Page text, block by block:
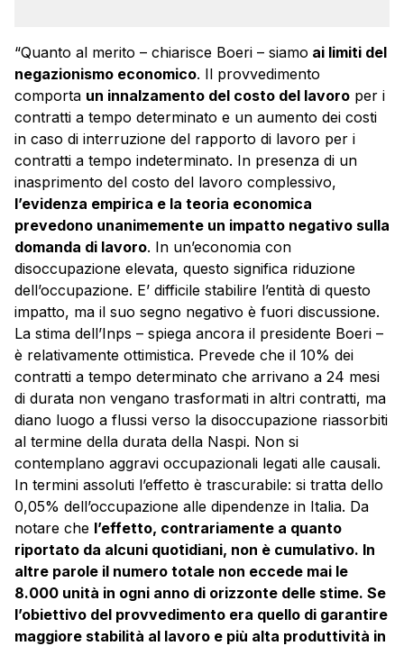
“Quanto al merito – chiarisce Boeri – siamo ai limiti del
negazionismo economico. Il provvedimento
comporta un innalzamento del costo del lavoro per i
contratti a tempo determinato e un aumento dei costi
in caso di interruzione del rapporto di lavoro per i
contratti a tempo indeterminato. In presenza di un
inasprimento del costo del lavoro complessivo,
l’evidenza empirica e la teoria economica
prevedono unanimemente un impatto negativo sulla
domanda di lavoro. In un’economia con
disoccupazione elevata, questo significa riduzione
dell’occupazione. E’ difficile stabilire l’entità di questo
impatto, ma il suo segno negativo è fuori discussione.
La stima dell’Inps – spiega ancora il presidente Boeri –
è relativamente ottimistica. Prevede che il 10% dei
contratti a tempo determinato che arrivano a 24 mesi
di durata non vengano trasformati in altri contratti, ma
diano luogo a flussi verso la disoccupazione riassorbiti
al termine della durata della Naspi. Non si
contemplano aggravi occupazionali legati alle causali.
In termini assoluti l’effetto è trascurabile: si tratta dello
0,05% dell’occupazione alle dipendenze in Italia. Da
notare che l’effetto, contrariamente a quanto
riportato da alcuni quotidiani, non è cumulativo. In
altre parole il numero totale non eccede mai le
8.000 unità in ogni anno di orizzonte delle stime. Se
l’obiettivo del provvedimento era quello di garantire
maggiore stabilità al lavoro e più alta produttività in